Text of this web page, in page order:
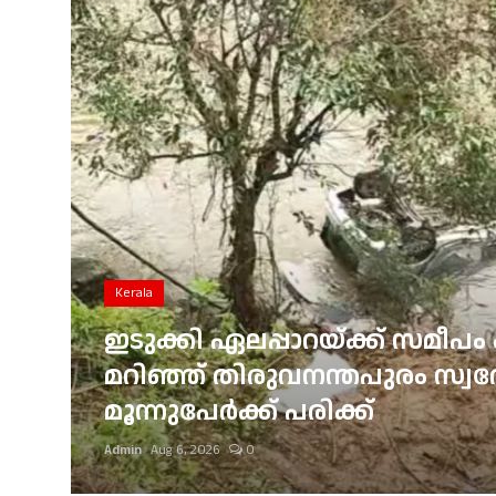
Gulf News
Loksabha Election 2024
Technology
Jobs Mall
Automotive
Shop Online
Education
Business
Kerala
ഇടുക്കി ഏലപ്പാറയ്ക്ക് സമീപം
മറിഞ്ഞ് തിരുവനന്തപുരം
മൂന്നുപേർക്ക് പരിക്ക്
Admin Aug 6, 2026 0